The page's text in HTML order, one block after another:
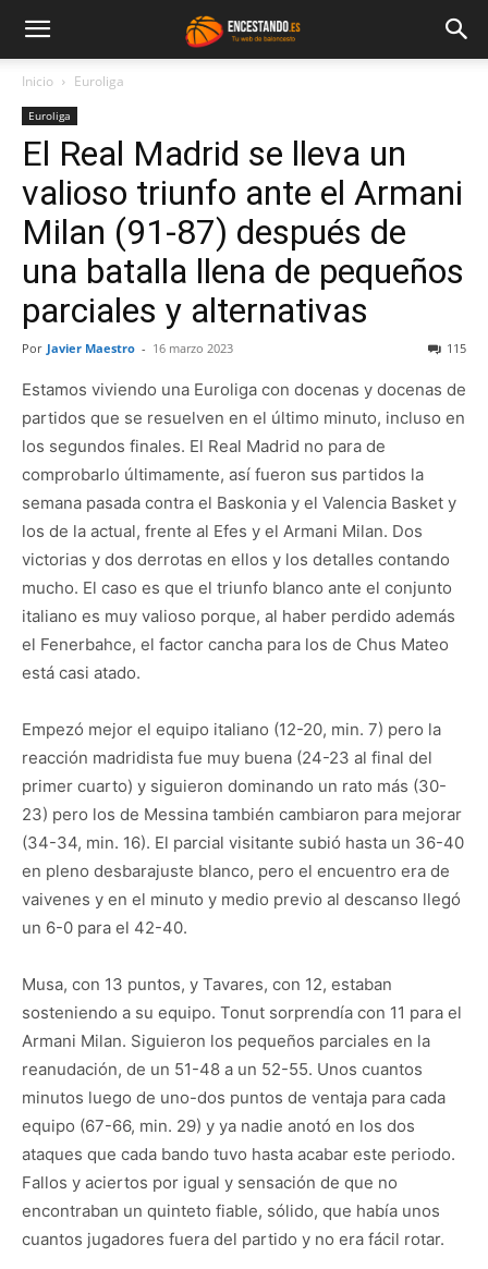
Inicio Euroliga
Euroliga
El Real Madrid se lleva un
valioso triunfo ante el Armani
Milan (91-87) después de
una batalla llena de pequeños
parciales y alternativas
Por Javier Maestro - 16 marzo 2023 115
Estamos viviendo una Euroliga con docenas y docenas de
partidos que se resuelven en el último minuto, incluso en
los segundos finales. El Real Madrid no para de
comprobarlo últimamente, así fueron sus partidos la
semana pasada contra el Baskonia y el Valencia Basket y
los de la actual, frente al Efes y el Armani Milan. Dos
victorias y dos derrotas en ellos y los detalles contando
mucho. El caso es que el triunfo blanco ante el conjunto
italiano es muy valioso porque, al haber perdido además
el Fenerbahce, el factor cancha para los de Chus Mateo
está casi atado.
Empezó mejor el equipo italiano (12-20, min. 7) pero la
reacción madridista fue muy buena (24-23 al final del
primer cuarto) y siguieron dominando un rato más (30-
23) pero los de Messina también cambiaron para mejorar
(34-34, min. 16). El parcial visitante subió hasta un 36-40
en pleno desbarajuste blanco, pero el encuentro era de
vaivenes y en el minuto y medio previo al descanso llegó
un 6-0 para el 42-40.
Musa, con 13 puntos, y Tavares, con 12, estaban
sosteniendo a su equipo. Tonut sorprendía con 11 para el
Armani Milan. Siguieron los pequeños parciales en la
reanudación, de un 51-48 a un 52-55. Unos cuantos
minutos luego de uno-dos puntos de ventaja para cada
equipo (67-66, min. 29) y ya nadie anotó en los dos
ataques que cada bando tuvo hasta acabar este periodo.
Fallos y aciertos por igual y sensación de que no
encontraban un quinteto fiable, sólido, que había unos
cuantos jugadores fuera del partido y no era fácil rotar.